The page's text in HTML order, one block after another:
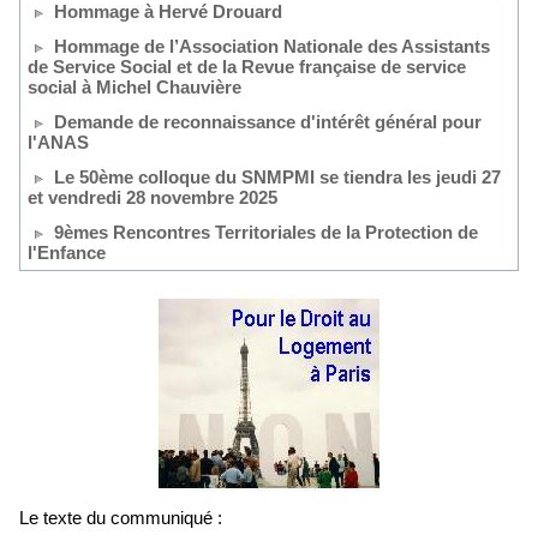
Hommage à Hervé Drouard
Hommage de l’Association Nationale des Assistants
de Service Social et de la Revue française de service
social à Michel Chauvière
Demande de reconnaissance d'intérêt général pour
l'ANAS
Le 50ème colloque du SNMPMI se tiendra les jeudi 27
et vendredi 28 novembre 2025
9èmes Rencontres Territoriales de la Protection de
l'Enfance
Le texte du communiqué :